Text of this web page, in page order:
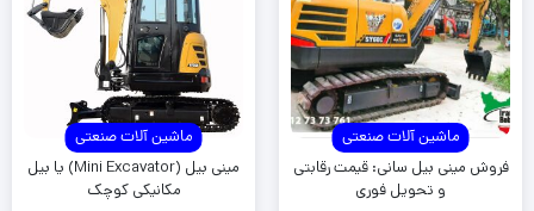
ماشین آلات صنعتی
فروش مینی بیل سانی: قیمت رقابتی
و تحویل فوری
ماشین آلات صنعتی
مینی بیل (Mini Excavator) یا بیل
مکانیکی کوچک